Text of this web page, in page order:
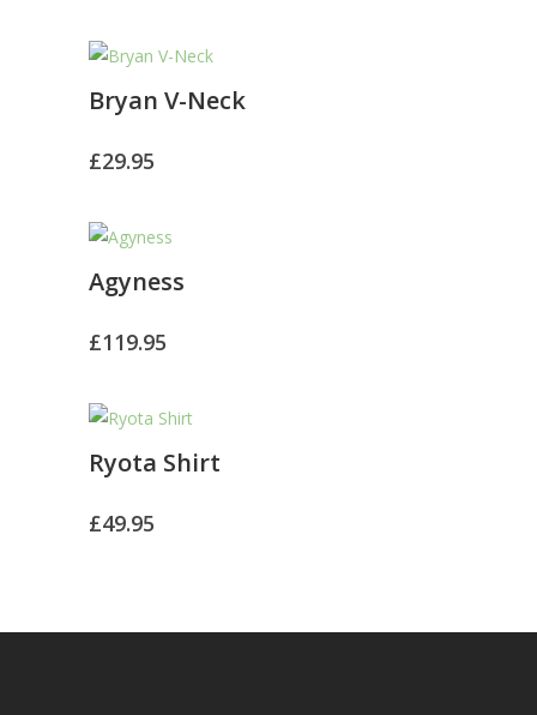
Bryan V-Neck
£29.95
Agyness
£119.95
Ryota Shirt
£49.95